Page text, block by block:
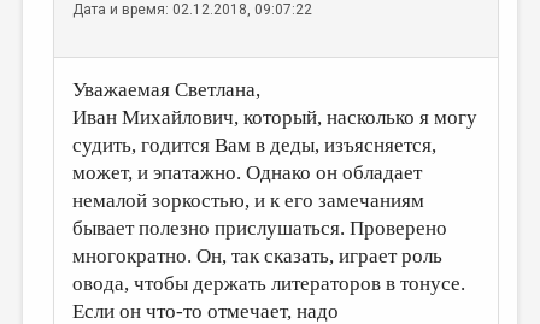
Дата и время: 02.12.2018, 09:07:22
Уважаемая Светлана,
Иван Михайлович, который, насколько я могу
судить, годится Вам в деды, изъясняется,
может, и эпатажно. Однако он обладает
немалой зоркостью, и к его замечаниям
бывает полезно прислушаться. Проверено
многократно. Он, так сказать, играет роль
овода, чтобы держать литераторов в тонусе.
Если он что-то отмечает, надо